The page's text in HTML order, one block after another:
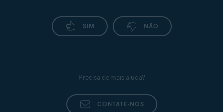
SIM NÃO
Precisa de mais ajuda?
CONTATE-NOS